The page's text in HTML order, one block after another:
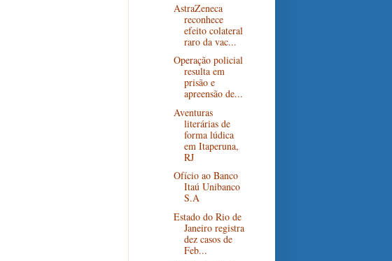
AstraZeneca
reconhece
efeito colateral
raro da vac...
Operação policial
resulta em
prisão e
apreensão de...
Aventuras
literárias de
forma lúdica
em Itaperuna,
RJ
Ofício ao Banco
Itaú Unibanco
S.A
Estado do Rio de
Janeiro registra
dez casos de
Feb...